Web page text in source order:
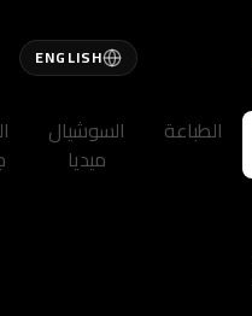
ENGLISH
الطباعة
السوشيال
ميديا